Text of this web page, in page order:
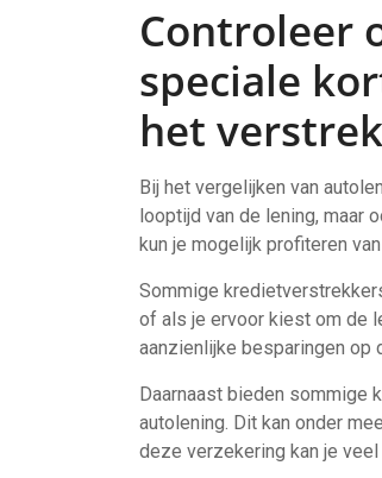
Controleer
speciale
het
Bij het vergelijken van
looptijd van de lening, maar
kun je mogelijk profiteren
Sommige
of als je ervoor kiest om de
aanzienlijke besparingen op
Daarnaast bieden sommige
autolening. Dit kan onder
deze verzekering kan je